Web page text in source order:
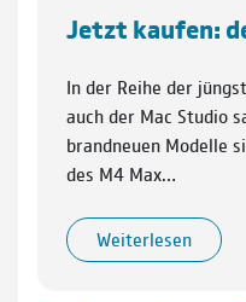
Jetzt kaufen:
In der Reihe der
auch der Mac Studio
brandneuen Modelle
des M4 Max…
Weiterlesen